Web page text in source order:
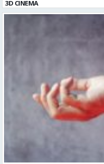
Plaukstas locītavas